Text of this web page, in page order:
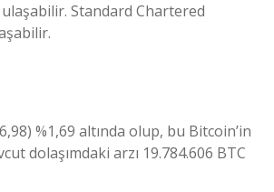
Standard Chartered
%1,69 altında olup, bu Bitcoin’in
dolaşımdaki arzı 19.784.606 BTC